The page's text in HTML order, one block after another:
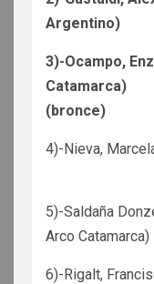
3)-Ocampo,
(bronce)
4)-Nieva,
341
5)-Saldaña
Arco
6)-Rigalt,